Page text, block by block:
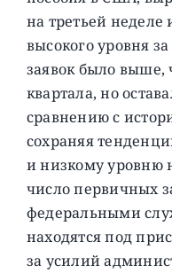
на третьей неделе
высокого уровня
заявок было выше,
квартала, но
сравнению с
сохраняя
и низкому уровню
число первичных
федеральными
находятся под
за усилий